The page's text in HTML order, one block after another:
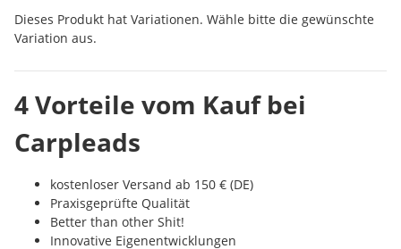
x
Dieses Produkt hat Variationen. Wähle bitte die gewünschte
Variation aus.
4 Vorteile vom Kauf bei
Carpleads
kostenloser Versand ab 150 € (DE)
Praxisgeprüfte Qualität
Better than other Shit!
Innovative Eigenentwicklungen